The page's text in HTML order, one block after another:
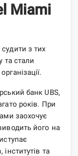
Miami
з тих
та стали
банк UBS,
років. При
заохочує
його на
та